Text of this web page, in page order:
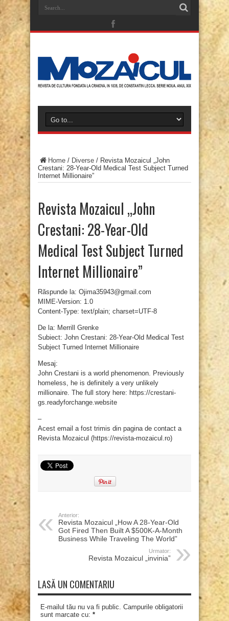
Home / Diverse / Revista Mozaicul „John
Crestani: 28-Year-Old Medical Test Subject Turned
Internet Millionaire”
Revista Mozaicul „John
Crestani: 28-Year-Old
Medical Test Subject Turned
Internet Millionaire”
Răspunde la: Ojima35943@gmail.com
MIME-Version: 1.0
Content-Type: text/plain; charset=UTF-8
De la: Merrill Grenke
Subiect: John Crestani: 28-Year-Old Medical Test
Subject Turned Internet Millionaire
Mesaj:
John Crestani is a world phenomenon. Previously
homeless, he is definitely a very unlikely
millionaire. The full story here: https://crestani-
gs.readyforchange.website
–
Acest email a fost trimis din pagina de contact a
Revista Mozaicul (https://revista-mozaicul.ro)
Anterior:
Revista Mozaicul „How A 28-Year-Old
Got Fired Then Built A $500K-A-Month
Business While Traveling The World”
Urmator:
Revista Mozaicul „invinia”
LASĂ UN COMENTARIU
E-mailul tău nu va fi public. Campurile obligatorii
sunt marcate cu: *